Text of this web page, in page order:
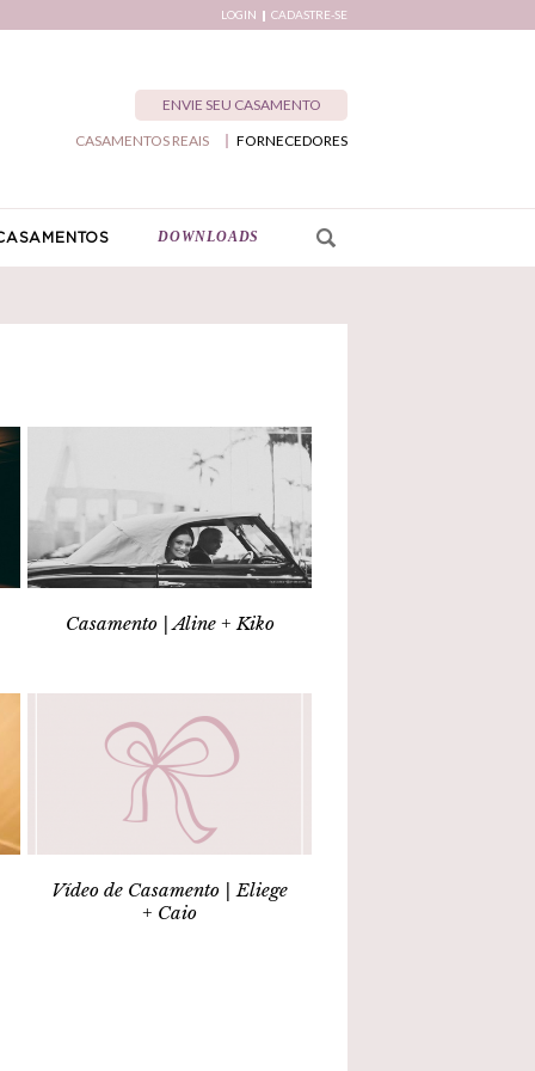
LOGIN CADASTRE-SE
ENVIE SEU CASAMENTO
FORNECEDORES
CASAMENTOS REAIS
DOWNLOADS
Casamento | Aline + Kiko
Vídeo de Casamento | Eliege
+ Caio